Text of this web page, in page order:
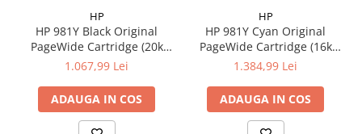
HP
HP 981Y Black Original
PageWide Cartridge (20k
pag)
1.067,99 Lei
ADAUGA IN COS
HP
HP 981Y Cyan Original
PageWide Cartridge (16k
pag)
1.384,99 Lei
ADAUGA IN COS